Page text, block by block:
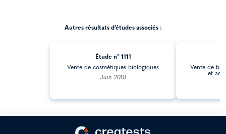
Autres résultats d’études associés :
Étude n° 1111
Vente de cosmétiques biologiques
Juin 2010
Vente de
et